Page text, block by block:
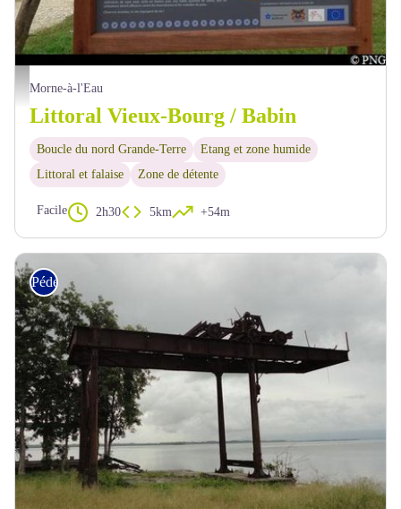
arrivée à Babin - PNG
Morne-à-l'Eau
Littoral Vieux-Bourg / Babin
Boucle du nord Grande-Terre
Etang et zone humide
Littoral et falaise
Zone de détente
Facile 2h30 5km +54m
Pédestre